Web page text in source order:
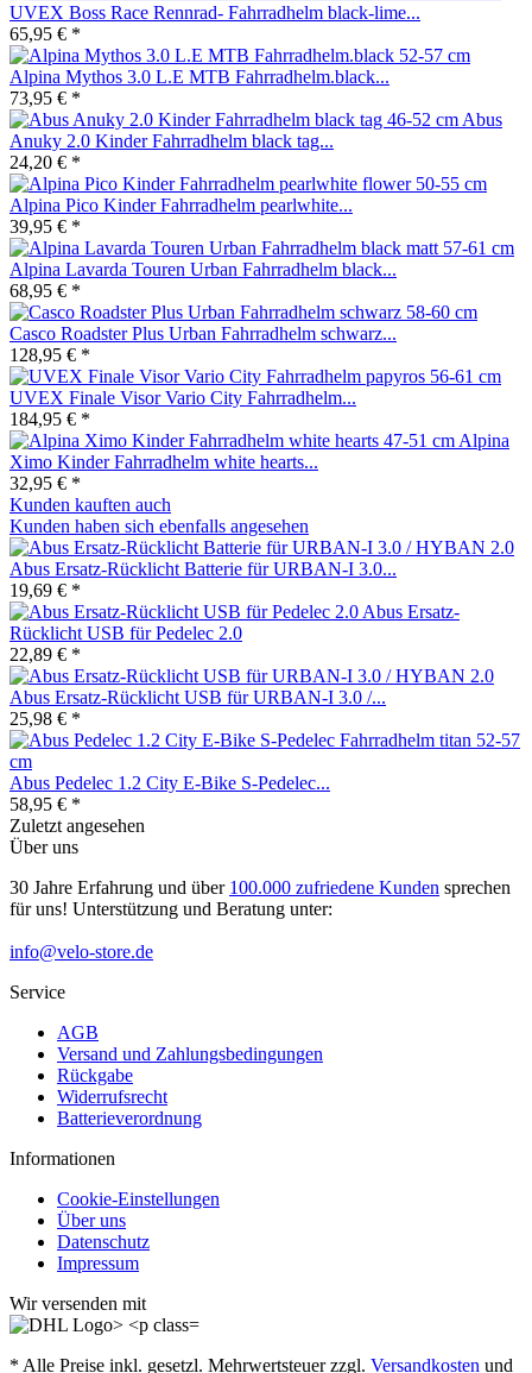
UVEX Boss Race Rennrad- Fahrradhelm black-lime...
65,95 € *
Alpina Mythos 3.0 L.E MTB Fahrradhelm.black...
73,95 € *
Abus
Anuky 2.0 Kinder Fahrradhelm black tag...
24,20 € *
Alpina Pico Kinder Fahrradhelm pearlwhite...
39,95 € *
Alpina Lavarda Touren Urban Fahrradhelm black...
68,95 € *
Casco Roadster Plus Urban Fahrradhelm schwarz...
128,95 € *
UVEX Finale Visor Vario City Fahrradhelm...
184,95 € *
Alpina
Ximo Kinder Fahrradhelm white hearts...
32,95 € *
Kunden kauften auch
Kunden haben sich ebenfalls angesehen
Abus Ersatz-Rücklicht Batterie für URBAN-I 3.0...
19,69 € *
Abus Ersatz-
Rücklicht USB für Pedelec 2.0
22,89 € *
Abus Ersatz-Rücklicht USB für URBAN-I 3.0 /...
25,98 € *
Abus Pedelec 1.2 City E-Bike S-Pedelec...
58,95 € *
Zuletzt angesehen
Über uns
30 Jahre Erfahrung und über 100.000 zufriedene Kunden sprechen
für uns! Unterstützung und Beratung unter:
info@velo-store.de
Service
AGB
Versand und Zahlungsbedingungen
Rückgabe
Widerrufsrecht
Batterieverordnung
Informationen
Cookie-Einstellungen
Über uns
Datenschutz
Impressum
Wir versenden mit
* Alle Preise inkl. gesetzl. Mehrwertsteuer zzgl. Versandkosten und